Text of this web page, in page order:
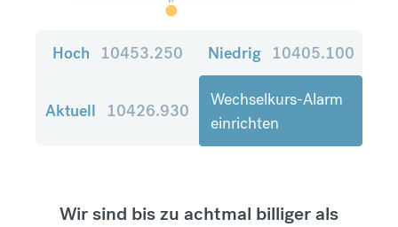
Hoch 10453.250 Niedrig 10405.100
Aktuell 10426.930
Wechselkurs-Alarm
einrichten
Wir sind bis zu achtmal billiger als